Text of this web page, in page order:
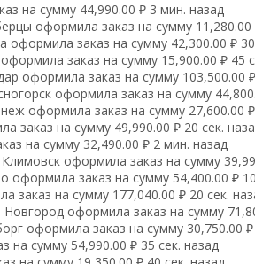
на сумму 44,990.00 ₽ 3 мин. назад
оформила заказ на сумму
оформила заказ на сумму 42,300.00 ₽
заказ на сумму 15,900.00 ₽ 45
оформила заказ на сумму 103,500.00
оформила заказ на сумму
оформила заказ на сумму 27,600.00 ₽
заказ на сумму 49,990.00 ₽ 20 сек.
на сумму 32,490.00 ₽ 2 мин. назад
оформила заказ на сумму
оформила заказ на сумму 54,400.00 ₽
заказ на сумму 177,040.00 ₽ 20 сек.
оформила заказ на сумму
оформила заказ на сумму 30,750.00 ₽
на сумму 54,990.00 ₽ 35 сек. назад